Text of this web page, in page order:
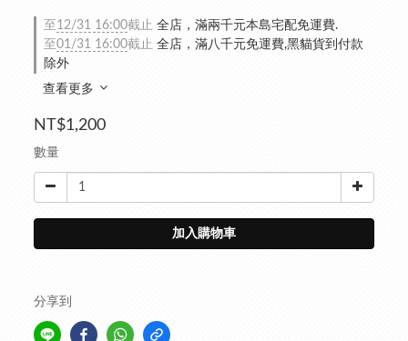
至 12/31 16:00截止 全店，滿兩千元本島宅配免運費.
至01/31 16:00截止 全店，滿八千元免運費,黑貓貨到付款
除外
查看更多
NT$1,200
數量
加入購物車
分享到